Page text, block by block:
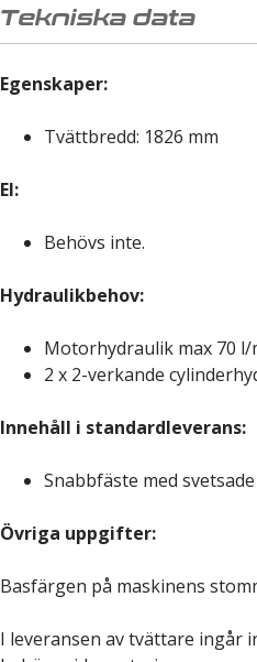
Tekniska data
Egenskaper:
Tvättbredd: 1826 mm
El:
Behövs inte.
Hydraulikbehov:
Motorhydraulik max 70
2 x 2-verkande
Innehåll i standardleverans:
Snabbfäste med
Övriga uppgifter:
Basfärgen på maskinens
I leveransen av tvättare ingår